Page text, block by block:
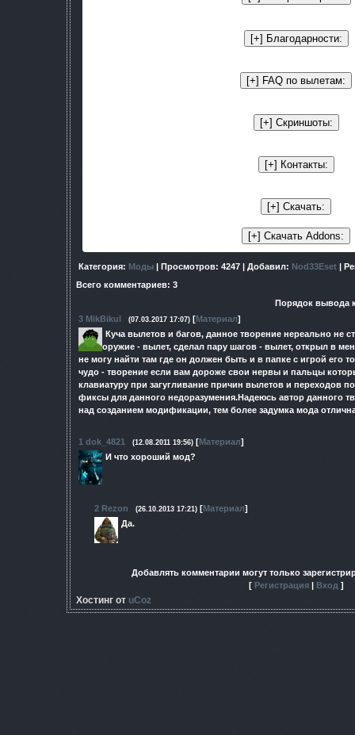
Категория: Моды | Просмотров: 4247 | Добавил: Nod33Eset |
Всего комментариев: 3
Порядок вывода
3 MikBikul (07.03.2017 17:07) [Материал]
Куча вылетов и багов, данное творение нереально не
оружие - вылет, сделал пару шагов - вылет, открыл в
не могу найти там где он должен быть и в папке с игрой его
чудо - творение если вам дороже свои нервы и пальцы
клавиатуру при загугливание причин вылетов и переходов
фиксы для данного недоразумения.Надеюсь автор данного
над созданием модификации, тем более задумка мода
1 dok_4821 (12.08.2011 19:56) [Материал]
И что хороший мод?
2 Rezon (26.10.2013 17:21) [Материал]
Да.
Добавлять комментарии могут только
[ Регистрация | Вход ]
Хостинг от uCoz